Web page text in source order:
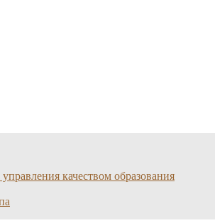
качеством образования